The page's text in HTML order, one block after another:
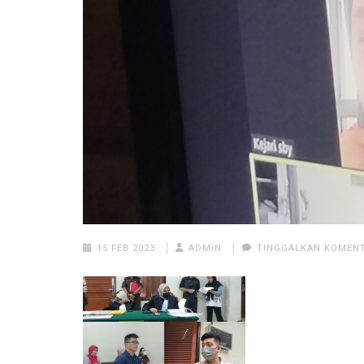
15 FEB 2023 ADMIN TINGGALKAN